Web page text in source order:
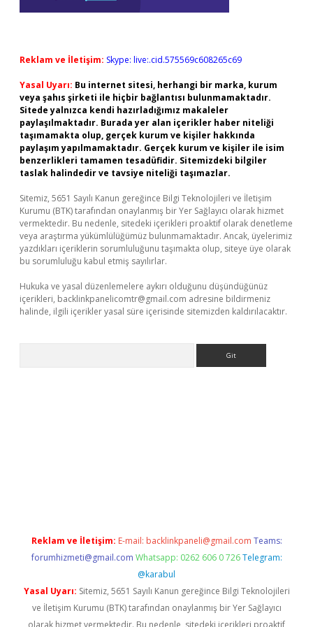
Reklam ve İletişim: Skype: live:.cid.575569c608265c69
Yasal Uyarı: Bu internet sitesi, herhangi bir marka, kurum
veya şahıs şirketi ile hiçbir bağlantısı bulunmamaktadır.
Sitede yalnızca kendi hazırladığımız makaleler
paylaşılmaktadır. Burada yer alan içerikler haber niteliği
taşımamakta olup, gerçek kurum ve kişiler hakkında
paylaşım yapılmamaktadır. Gerçek kurum ve kişiler ile isim
benzerlikleri tamamen tesadüfidir. Sitemizdeki bilgiler
taslak halindedir ve tavsiye niteliği taşımazlar.
Sitemiz, 5651 Sayılı Kanun gereğince Bilgi Teknolojileri ve İletişim
Kurumu (BTK) tarafından onaylanmış bir Yer Sağlayıcı olarak hizmet
vermektedir. Bu nedenle, sitedeki içerikleri proaktif olarak denetleme
veya araştırma yükümlülüğümüz bulunmamaktadır. Ancak, üyelerimiz
yazdıkları içeriklerin sorumluluğunu taşımakta olup, siteye üye olarak
bu sorumluluğu kabul etmiş sayılırlar.
Hukuka ve yasal düzenlemelere aykırı olduğunu düşündüğünüz
içerikleri, backlinkpanelicomtr@gmail.com adresine bildirmeniz
halinde, ilgili içerikler yasal süre içerisinde sitemizden kaldırılacaktır.
Reklam ve İletişim: E-mail: backlinkpaneli@gmail.com Teams:
forumhizmeti@gmail.com Whatsapp: 0262 606 0 726 Telegram:
@karabul
Yasal Uyarı: Sitemiz, 5651 Sayılı Kanun gereğince Bilgi Teknolojileri
ve İletişim Kurumu (BTK) tarafından onaylanmış bir Yer Sağlayıcı
olarak hizmet vermektedir. Bu nedenle, sitedeki içerikleri proaktif